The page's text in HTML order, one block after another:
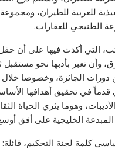
للعربية للطيران،
الطنيجي للعقارات.
التي أكدت فيها على أن حفل
وأن تعبر بأدبها نحو مستقبل
الجائزة، وخصوصا خلال
في تحقيق أهدافها
وهوما يثري الحياة
الخليجية على أفق أوسع
كلمة لجنة التحكيم،